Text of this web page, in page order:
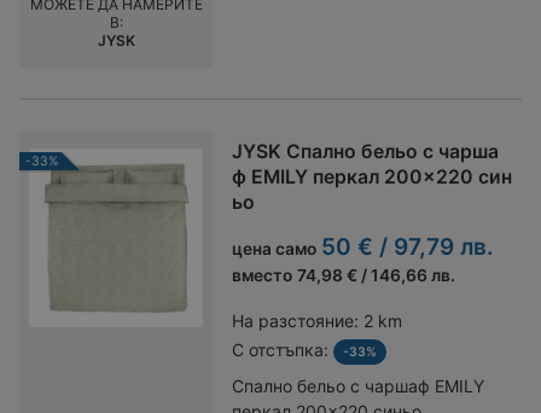
МОЖЕТЕ ДА НАМЕРИТЕ
В:
JYSK
-33%
JYSK Спално бельо с чарша
ф EMILY перкал 200x220 син
ьо
цена само 50 € / 97,79 лв.
вместо 74,98 € / 146,66 лв.
На разстояние: 2 km
С отстъпка:
-33%
Спално бельо с чаршаф EMILY